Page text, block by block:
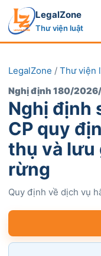
LegalZone
Thư viện luật
LegalZone / Thư viện
Nghị định 180/
Nghị định
CP quy
thụ và lưu
rừng
Quy định về dịch vụ